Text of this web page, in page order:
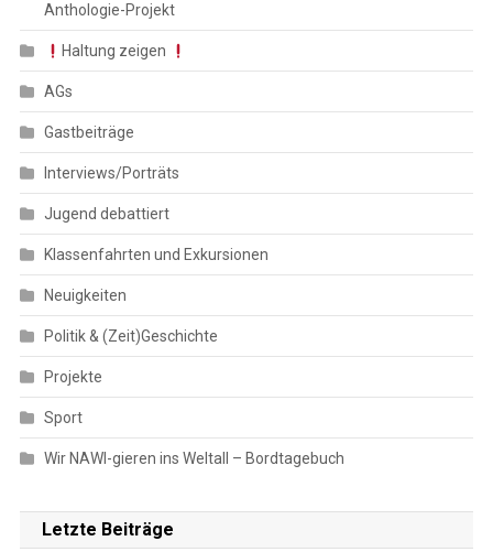
Anthologie-Projekt
Haltung zeigen
AGs
Gastbeiträge
Interviews/Porträts
Jugend debattiert
Klassenfahrten und Exkursionen
Neuigkeiten
Politik & (Zeit)Geschichte
Projekte
Sport
Wir NAWI-gieren ins Weltall – Bordtagebuch
Letzte Beiträge